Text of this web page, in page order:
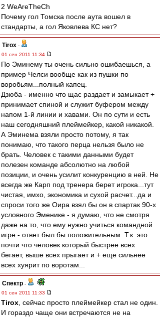
2 WeAreTheCh
Почему гол Томска после аута вошел в
стандарты, а гол Яковлева КС нет?
Tirox -
01 сен 2011 11:34
По Эминему ты очень сильно ошибаешься, а
пример Челси вообще как из пушки по
воробьям...полный капец.
Дзюба - именно что щас раздает и замыкает +
принимает спиной и служит буфером между
напом 1-й линии и хавами. Он по сути и есть
наш сегодняшний плеймейкер, какой никакой.
А Эминема взяли просто потому, я так
понимаю, что такого перца нельзя было не
брать. Человек с такими данными будет
полезен команде абсолютно на любой
позиции, и очень усилит конкуренцию в ней. Не
всегда же Карп под тренера берет игрока...тут
чистая, имхо, экономика и сухой расчет...да и
спроси того же Оира взял бы он в спартак 90-х
условного Эменике - я думаю, что не смотря
даже на то, что ему нужно учиться командной
игре - ответ был бы положительным. Т.к. это
почти что человек который быстрее всех
бегает, выше всех прыгает и + еще сильнее
всех хуярит по воротам...
Спектр -
01 сен 2011 11:33
Tirox , сейчас просто плеймейкер стал не один.
И гораздо чаще они встречаются не на